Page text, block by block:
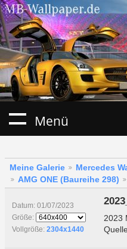
Menü
Meine Galerie Mercedes
AMG ONE (Baureihe 298)
Datum: 01/07/2023
Größe:
Vollgröße: 2304x1440
2023